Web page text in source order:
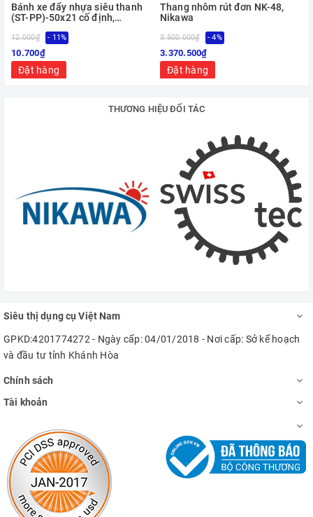
Bánh xe đẩy nhựa siêu thanh
(ST-PP)-50x21 cố định,
12.000₫ - 11%
10.700₫
Đặt hàng
Thang nhôm rút đơn NK-48,
Nikawa
3.500.000₫ - 4%
3.370.500₫
Đặt hàng
THƯƠNG HIỆU ĐỐI TÁC
Siêu thị dụng cụ Việt Nam
GPKD:4201774272 - Ngày cấp: 04/01/2018 - Nơi cấp: Sở kế hoạch
và đầu tư tỉnh Khánh Hòa
Chính sách
Tài khoản